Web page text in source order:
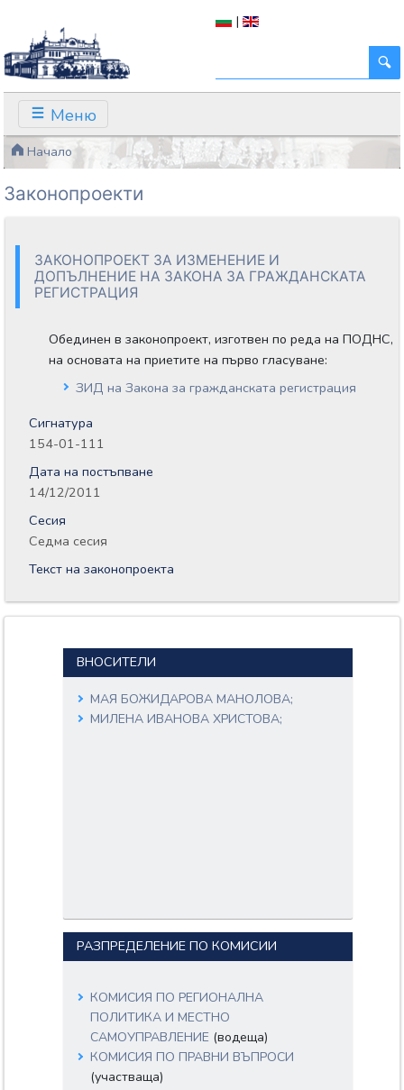
|
Меню
Начало
Законопроекти
ЗАКОНОПРОЕКТ ЗА ИЗМЕНЕНИЕ И
ДОПЪЛНЕНИЕ НА ЗАКОНА ЗА ГРАЖДАНСКАТА
РЕГИСТРАЦИЯ
Обединен в законопроект, изготвен по реда на ПОДНС,
на основата на приетите на първо гласуване:
ЗИД на Закона за гражданската регистрация
Сигнатура
154-01-111
Дата на постъпване
14/12/2011
Сесия
Седма сесия
Текст на законопроекта
ВНОСИТЕЛИ
МАЯ БОЖИДАРОВА МАНОЛОВА;
МИЛЕНА ИВАНОВА ХРИСТОВА;
РАЗПРЕДЕЛЕНИЕ ПО КОМИСИИ
КОМИСИЯ ПО РЕГИОНАЛНА
ПОЛИТИКА И МЕСТНО
САМОУПРАВЛЕНИЕ (водеща)
КОМИСИЯ ПО ПРАВНИ ВЪПРОСИ
(участваща)